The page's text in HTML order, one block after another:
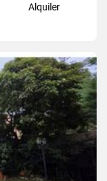
Alquiler